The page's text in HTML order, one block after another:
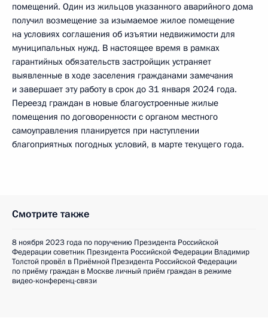
помещений. Один из жильцов указанного аварийного дома
получил возмещение за изымаемое жилое помещение
на условиях соглашения об изъятии недвижимости для
муниципальных нужд. В настоящее время в рамках
гарантийных обязательств застройщик устраняет
выявленные в ходе заселения гражданами замечания
и завершает эту работу в срок до 31 января 2024 года.
Переезд граждан в новые благоустроенные жилые
помещения по договоренности с органом местного
самоуправления планируется при наступлении
благоприятных погодных условий, в марте текущего года.
Смотрите также
8 ноября 2023 года по поручению Президента Российской
Федерации советник Президента Российской Федерации Владимир
Толстой провёл в Приёмной Президента Российской Федерации
по приёму граждан в Москве личный приём граждан в режиме
видео-конференц-связи